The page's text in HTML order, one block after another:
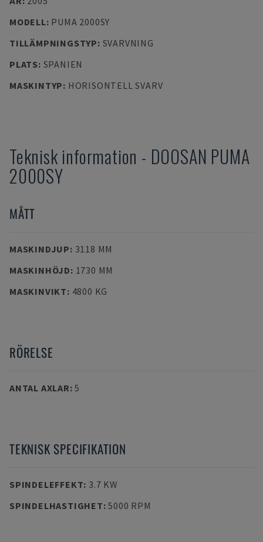
MODELL: PUMA 2000SY
TILLÄMPNINGSTYP: SVARVNING
PLATS: SPANIEN
MASKINTYP: HORISONTELL SVARV
Teknisk information - DOOSAN PUMA
2000SY
MÅTT
MASKINDJUP: 3118 MM
MASKINHÖJD: 1730 MM
MASKINVIKT: 4800 KG
RÖRELSE
ANTAL AXLAR:5
TEKNISK SPECIFIKATION
SPINDELEFFEKT: 3.7 KW
SPINDELHASTIGHET:5000 RPM